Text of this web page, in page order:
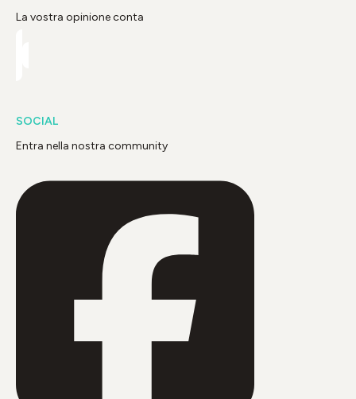
La vostra opinione conta
SOCIAL
Entra nella nostra community